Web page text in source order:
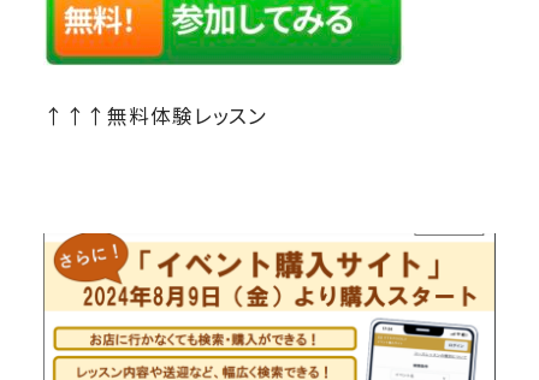
↑↑↑無料体験レッスン